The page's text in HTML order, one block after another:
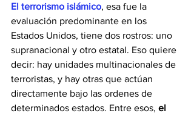
El terrorismo islámico, esa fue la
evaluación predominante en los
Estados Unidos, tiene dos rostros: uno
supranacional y otro estatal. Eso quiere
decir: hay unidades multinacionales de
terroristas, y hay otras que actúan
directamente bajo las ordenes de
determinados estados. Entre esos, el